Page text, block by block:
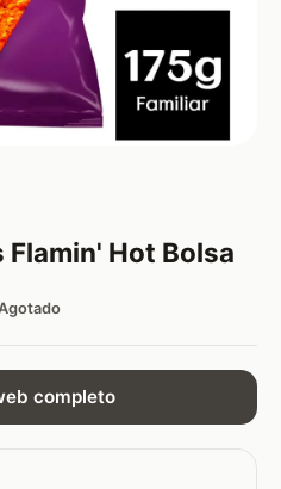
Flamin' Hot Bolsa
completo